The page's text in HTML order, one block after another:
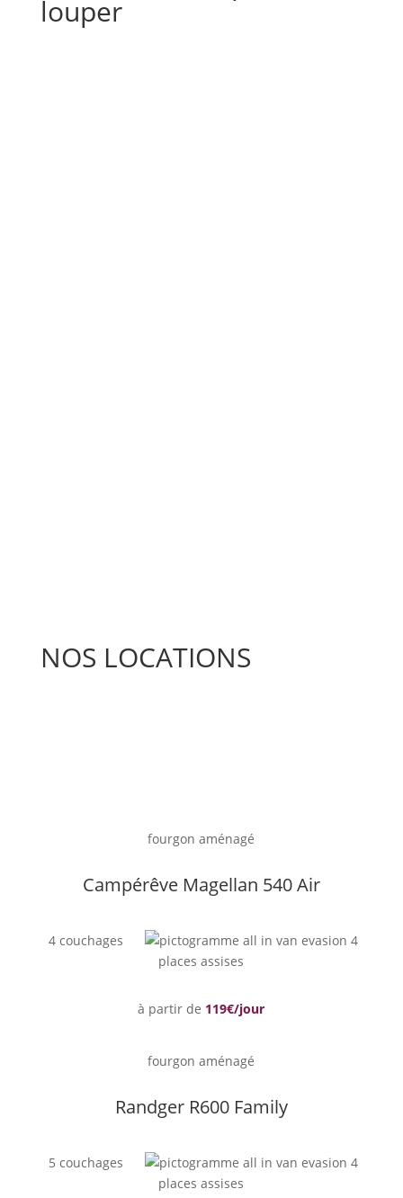
louper
NOS LOCATIONS
fourgon aménagé
Campérêve Magellan 540 Air
4 couchages
4
places assises
à partir de 119€/jour
fourgon aménagé
Randger R600 Family
5 couchages
4
places assises